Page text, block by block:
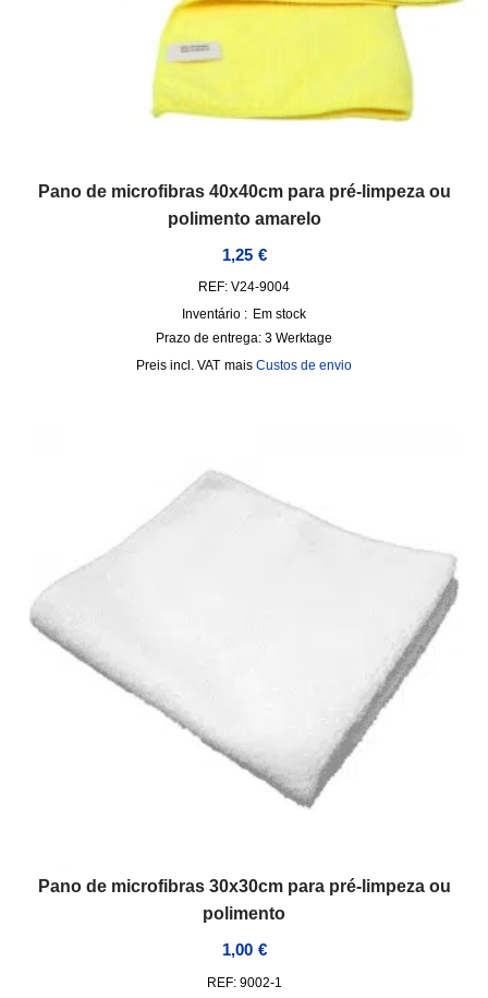
Pano de microfibras 40x40cm para pré-limpeza ou
polimento amarelo
1,25 €
REF: V24-9004
Inventário : Em stock
Prazo de entrega: 3 Werktage
incl. VAT mais Custos de envio
Pano de microfibras 30x30cm para pré-limpeza ou
polimento
1,00 €
REF: 9002-1